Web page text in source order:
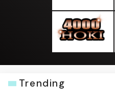
Trending